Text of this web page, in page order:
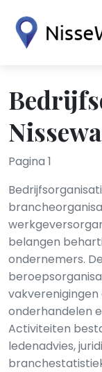
Pagina 1
belangen
ondernemers.
onderhandelen
Activiteiten
ledenadvies,